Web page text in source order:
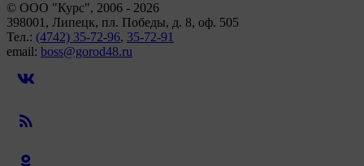
© ООО "Курс", 2006 - 2026
398001, Липецк, пл. Победы, д. 8, оф. 505
Тел.: (4742) 35-72-96, 35-72-91
email: boss@gorod48.ru